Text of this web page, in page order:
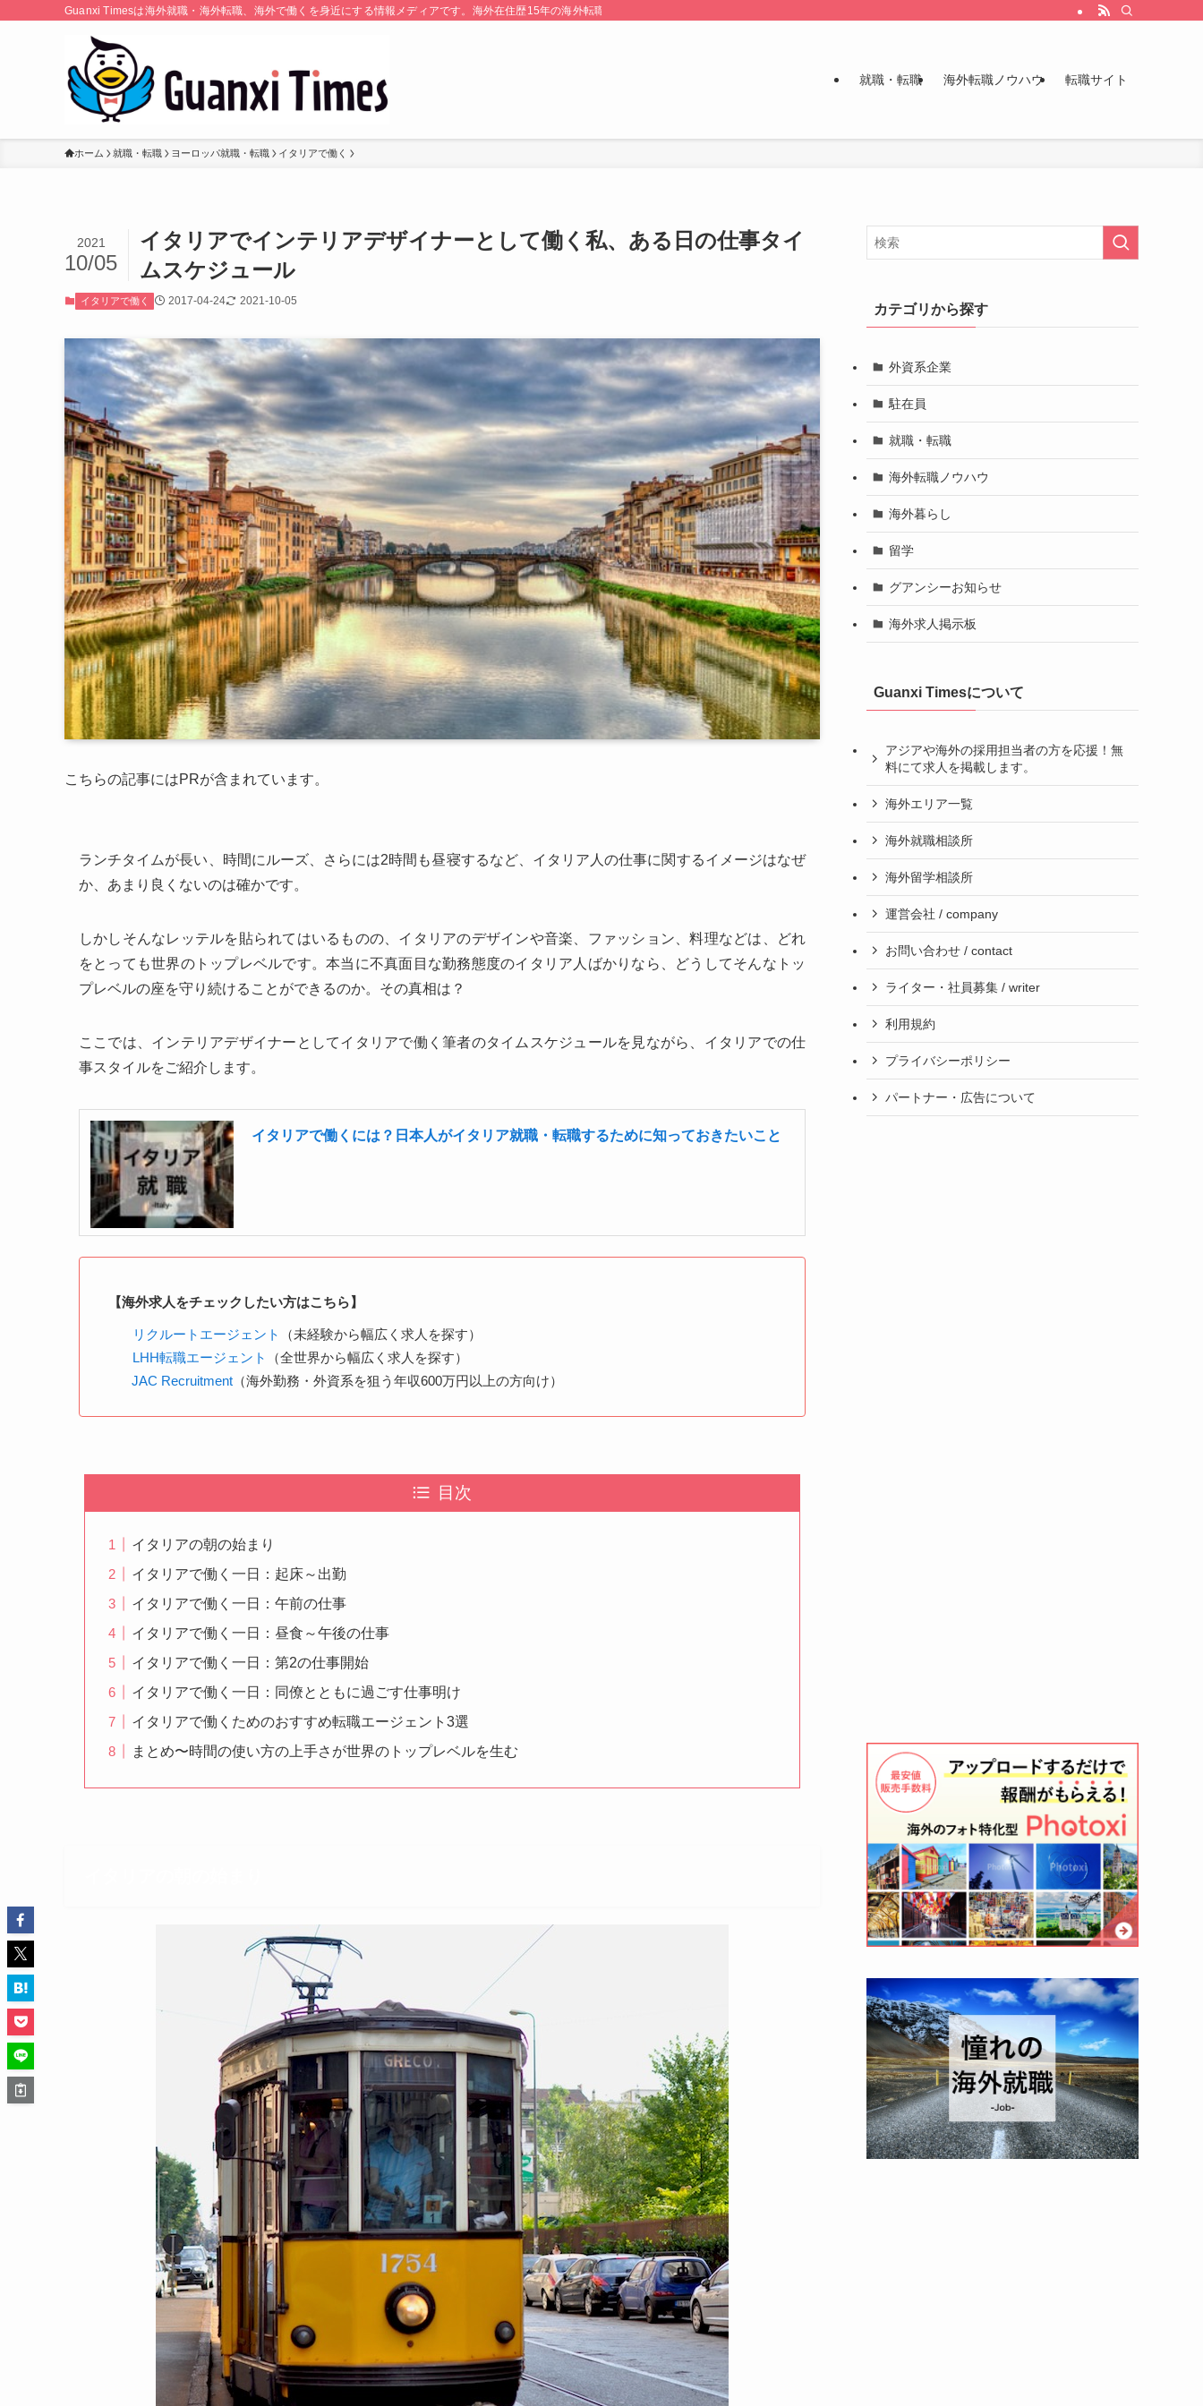
Guanxi Timesは海外就職・海外転職、海外で働くを身近にする情報メディアです。海外在住歴15年の海外転職のプロが監修・運営しています。
就職・転職 海外転職ノウハウ 転職サイト
ホーム 就職・転職 ヨーロッパ就職・転職 イタリアで働く
イタリアでインテリアデザイナーとして働く私、ある日の仕事タイ
ムスケジュール
2021
10/05
イタリアで働く 2017-04-24 2021-10-05
こちらの記事にはPRが含まれています。
ランチタイムが長い、時間にルーズ、さらには2時間も昼寝するなど、イタリア人の仕事に関するイメージはなぜ
か、あまり良くないのは確かです。
しかしそんなレッテルを貼られてはいるものの、イタリアのデザインや音楽、ファッション、料理などは、どれ
をとっても世界のトップレベルです。本当に不真面目な勤務態度のイタリア人ばかりなら、どうしてそんなトッ
プレベルの座を守り続けることができるのか。その真相は？
ここでは、インテリアデザイナーとしてイタリアで働く筆者のタイムスケジュールを見ながら、イタリアでの仕
事スタイルをご紹介します。
イタリアで働くには？日本人がイタリア就職・転職するために知っておきたいこと
【海外求人をチェックしたい方はこちら】
リクルートエージェント
（未経験から幅広く求人を探す）
LHH転職エージェント
（全世界から幅広く求人を探す）
JAC Recruitment （海外勤務・外資系を狙う年収600万円以上の方向け）
目次
イタリアの朝の始まり
イタリアで働く一日：起床～出勤
イタリアで働く一日：午前の仕事
イタリアで働く一日：昼食～午後の仕事
イタリアで働く一日：第2の仕事開始
イタリアで働く一日：同僚とともに過ごす仕事明け
イタリアで働くためのおすすめ転職エージェント3選
まとめ〜時間の使い方の上手さが世界のトップレベルを生む
カテゴリから探す
外資系企業
駐在員
就職・転職
海外転職ノウハウ
海外暮らし
留学
グアンシーお知らせ
海外求人掲示板
Guanxi Timesについて
アジアや海外の採用担当者の方を応援！無
料にて求人を掲載します。
海外エリア一覧
海外就職相談所
海外留学相談所
運営会社 / company
お問い合わせ / contact
ライター・社員募集 / writer
利用規約
プライバシーポリシー
パートナー・広告について